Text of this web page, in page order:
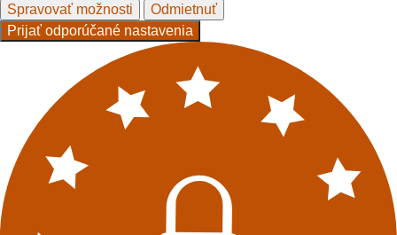
Spravovať možnosti
Odmietnuť
Prijať odporúčané nastavenia